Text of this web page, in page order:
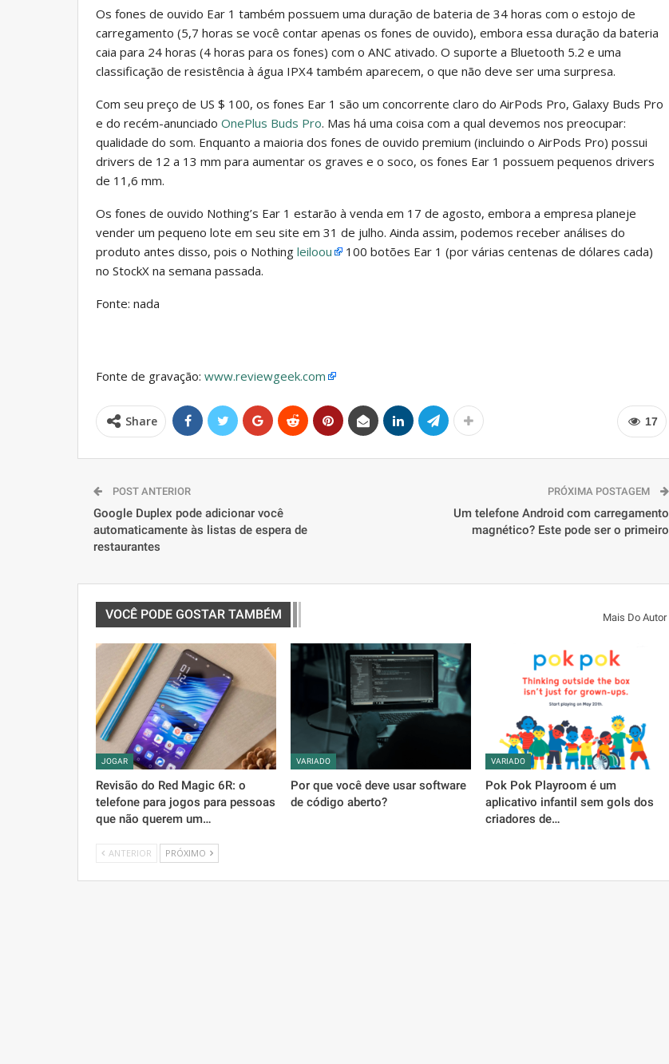
Os fones de ouvido Ear 1 também possuem uma duração de bateria de 34 horas com o estojo de
carregamento (5,7 horas se você contar apenas os fones de ouvido), embora essa duração da bateria
caia para 24 horas (4 horas para os fones) com o ANC ativado. O suporte a Bluetooth 5.2 e uma
classificação de resistência à água IPX4 também aparecem, o que não deve ser uma surpresa.
Com seu preço de US $ 100, os fones Ear 1 são um concorrente claro do AirPods Pro, Galaxy Buds Pro
e do recém-anunciado OnePlus Buds Pro. Mas há uma coisa com a qual devemos nos preocupar:
qualidade do som. Enquanto a maioria dos fones de ouvido premium (incluindo o AirPods Pro) possui
drivers de 12 a 13 mm para aumentar os graves e o soco, os fones Ear 1 possuem pequenos drivers
de 11,6 mm.
Os fones de ouvido Nothing’s Ear 1 estarão à venda em 17 de agosto, embora a empresa planeje
vender um pequeno lote em seu site em 31 de julho. Ainda assim, podemos receber análises do
produto antes disso, pois o Nothing leiloou
100 botões Ear 1 (por várias centenas de dólares cada)
no StockX na semana passada.
Fonte: nada
Fonte de gravação: www.reviewgeek.com
17
Share
POST ANTERIOR
Google Duplex pode adicionar você
automaticamente às listas de espera de
restaurantes
PRÓXIMA POSTAGEM
Um telefone Android com carregamento
magnético? Este pode ser o primeiro
VOCÊ PODE GOSTAR TAMBÉM Mais Do Autor
JOGAR
Revisão do Red Magic 6R: o
telefone para jogos para pessoas
que não querem um…
VARIADO
Por que você deve usar software
de código aberto?
VARIADO
Pok Pok Playroom é um
aplicativo infantil sem gols dos
criadores de…
ANTERIOR PRÓXIMO